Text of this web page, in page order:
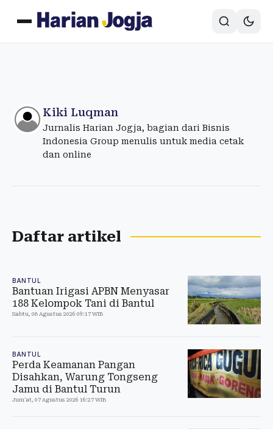
Kiki Luqman
Jurnalis Harian Jogja, bagian dari Bisnis
Indonesia Group menulis untuk media cetak
dan online
Daftar artikel
BANTUL
Bantuan Irigasi APBN Menyasar
188 Kelompok Tani di Bantul
Sabtu, 08 Agustus 2026 09:17 WIB
BANTUL
Perda Keamanan Pangan
Disahkan, Warung Tongseng
Jamu di Bantul Turun
Jum'at, 07 Agustus 2026 16:27 WIB